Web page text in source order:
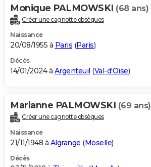
Monique PALMOWSKI (68 ans)
Créer une cagnotte obsèques
Naissance
20/08/1955 à Paris (Paris)
Décès
14/01/2024 à Argenteuil (Val-d'Oise)
Marianne PALMOWSKI (69 ans)
Créer une cagnotte obsèques
Naissance
21/11/1948 à Algrange (Moselle)
Décès